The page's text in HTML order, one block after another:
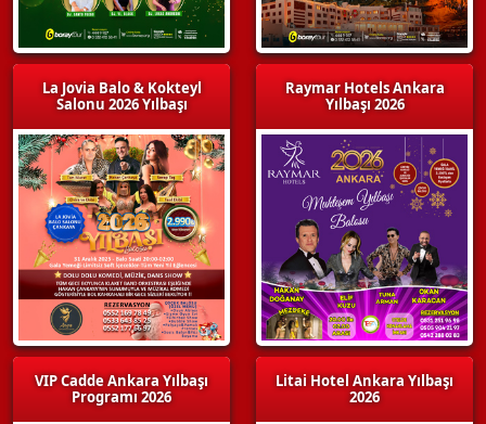
La Jovia Balo & Kokteyl
Salonu 2026 Yılbaşı
VIP Cadde Ankara Yılbaşı
Programı 2026
Raymar Hotels Ankara
Yılbaşı 2026
Litai Hotel Ankara Yılbaşı
2026